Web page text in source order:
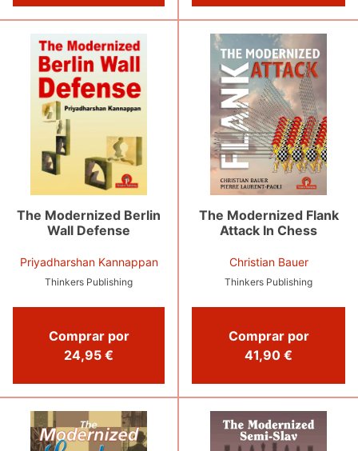
The Modernized Berlin
Wall Defense
Priyadharshan Kannappan
Thinkers Publishing
Comprar por
24,95 €
The Modernized Flank
Attack In Chess
Christian Bauer
Thinkers Publishing
Comprar por
41,90 €